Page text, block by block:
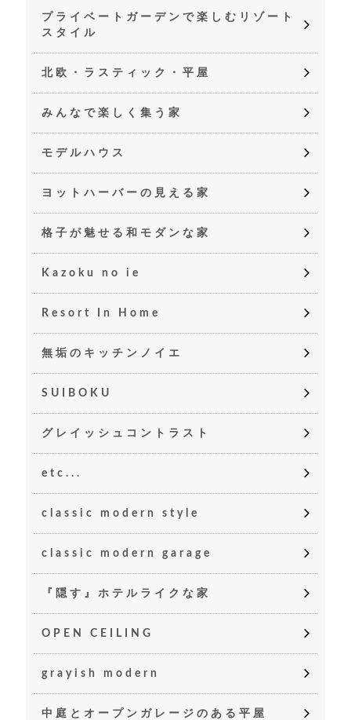
プライベートガーデンで楽しむリゾート
スタイル
北欧・ラスティック・平屋
みんなで楽しく集う家
モデルハウス
ヨットハーバーの見える家
格子が魅せる和モダンな家
Kazoku no ie
Resort In Home
無垢のキッチンノイエ
SUIBOKU
グレイッシュコントラスト
etc...
classic modern style
classic modern garage
『隠す』ホテルライクな家
OPEN CEILING
grayish modern
中庭とオープンガレージのある平屋